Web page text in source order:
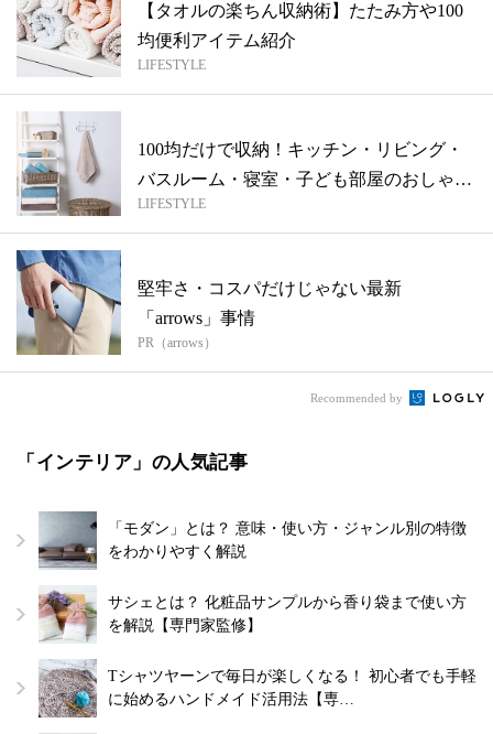
【タオルの楽ちん収納術】たたみ方や100
均便利アイテム紹介
LIFESTYLE
100均だけで収納！キッチン・リビング・
バスルーム・寝室・子ども部屋のおしゃれ
イ...
LIFESTYLE
堅牢さ・コスパだけじゃない最新
「arrows」事情
PR（arrows）
Recommended by
「インテリア」の人気記事
「モダン」とは？ 意味・使い方・ジャンル別の特徴
をわかりやすく解説
サシェとは？ 化粧品サンプルから香り袋まで使い方
を解説【専門家監修】
Tシャツヤーンで毎日が楽しくなる！ 初心者でも手軽
に始めるハンドメイド活用法【専…